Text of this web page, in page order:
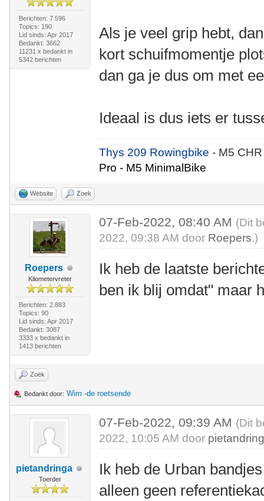
Berichten: 7.596
Topics: 190
Lid sinds: Apr 2017
Bedankt: 3662
11231 x bedankt in
5342 berichten
Als je veel grip hebt,
kort schuifmomentje
dan ga je dus om met
Ideaal is dus iets er
Thys 209 Rowingbike- M5
Pro - M5 MinimalBike
Website Zoek
Roepers
Kilometervreter
Berichten: 2.883
Topics: 90
Lid sinds: Apr 2017
Bedankt: 3087
3333 x bedankt in
1413 berichten
07-Feb-2022, 08:40 AM (Dit
2022, 09:38 AM door Roepers.)
Ik heb de laatste
ben ik blij omdat" maar
Zoek
Bedankt door: Wim -de roetsende
pietandringa
Toerder
07-Feb-2022, 09:39 AM (Dit
2022, 10:05 AM door
Ik heb de Urban
alleen geen